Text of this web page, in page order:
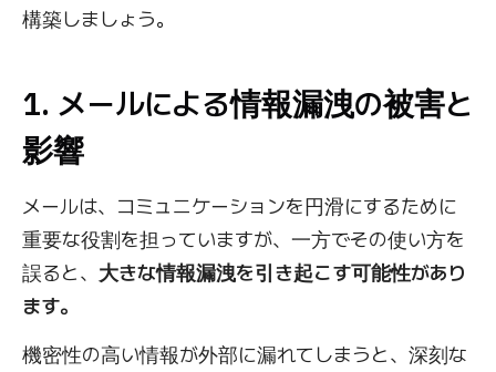
構築しましょう。
1. メールによる情報漏洩の被害と
影響
メールは、コミュニケーションを円滑にするために
重要な役割を担っていますが、一方でその使い方を
誤ると、 大きな情報漏洩を引き起こす可能性があり
ます。
機密性の高い情報が外部に漏れてしまうと、深刻な